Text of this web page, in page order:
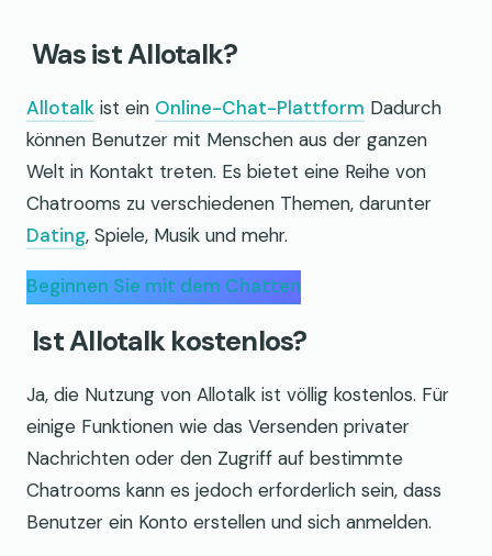
Was ist Allotalk?
Allotalk ist ein Online-Chat-Plattform Dadurch
können Benutzer mit Menschen aus der ganzen
Welt in Kontakt treten. Es bietet eine Reihe von
Chatrooms zu verschiedenen Themen, darunter
Dating, Spiele, Musik und mehr.
Beginnen Sie mit dem Chatten
Ist Allotalk kostenlos?
Ja, die Nutzung von Allotalk ist völlig kostenlos. Für
einige Funktionen wie das Versenden privater
Nachrichten oder den Zugriff auf bestimmte
Chatrooms kann es jedoch erforderlich sein, dass
Benutzer ein Konto erstellen und sich anmelden.